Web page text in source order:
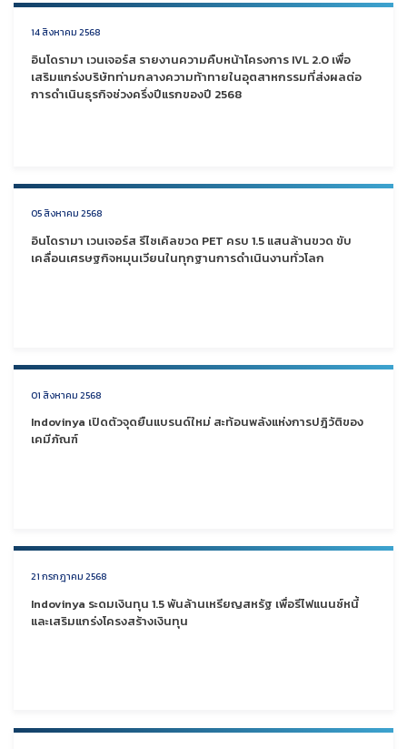
14 สิงหาคม 2568
อินโดรามา เวนเจอร์ส รายงานความคืบหน้าโครงการ IVL 2.0 เพื่อ
เสริมแกร่งบริษัทท่ามกลางความท้าทายในอุตสาหกรรมที่ส่งผลต่อ
การดำเนินธุรกิจช่วงครึ่งปีแรกของปี 2568
05 สิงหาคม 2568
อินโดรามา เวนเจอร์ส รีไซเคิลขวด PET ครบ 1.5 แสนล้านขวด ขับ
เคลื่อนเศรษฐกิจหมุนเวียนในทุกฐานการดำเนินงานทั่วโลก
01 สิงหาคม 2568
Indovinya เปิดตัวจุดยืนแบรนด์ใหม่ สะท้อนพลังแห่งการปฎิวัติของ
เคมีภัณฑ์
21 กรกฎาคม 2568
Indovinya ระดมเงินทุน 1.5 พันล้านเหรียญสหรัฐ เพื่อรีไฟแนนซ์หนี้
และเสริมแกร่งโครงสร้างเงินทุน